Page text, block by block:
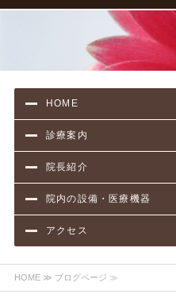
HOME
診療案内
院長紹介
院内の設備・医療機器
アクセス
HOME≫ ブログページ ≫